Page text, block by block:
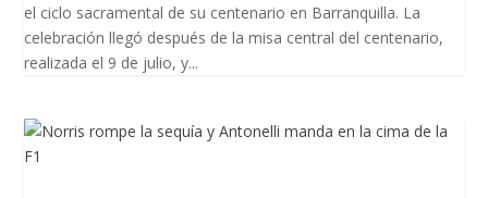
el ciclo sacramental de su centenario en Barranquilla. La
celebración llegó después de la misa central del centenario,
realizada el 9 de julio, y...